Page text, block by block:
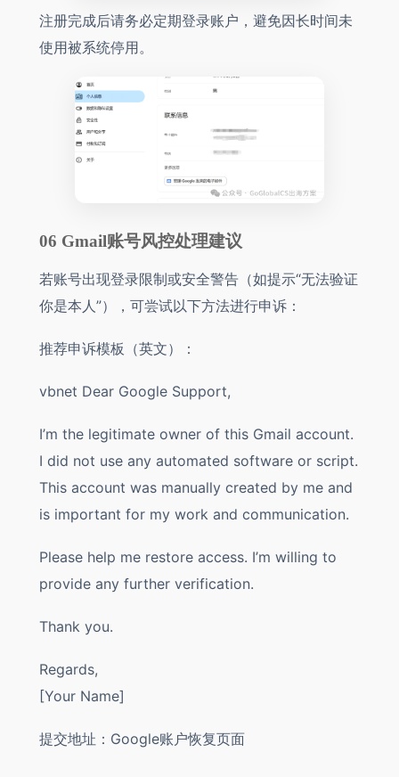
注册完成后请务必定期登录账户，避免因长时间未
使用被系统停用。
06 Gmail账号风控处理建议
若账号出现登录限制或安全警告（如提示“无法验证
你是本人”），可尝试以下方法进行申诉：
推荐申诉模板（英文）：
vbnet Dear Google Support,
I’m the legitimate owner of this Gmail account.
I did not use any automated software or script.
This account was manually created by me and
is important for my work and communication.
Please help me restore access. I’m willing to
provide any further verification.
Thank you.
Regards,
[Your Name]
提交地址：Google账户恢复页面